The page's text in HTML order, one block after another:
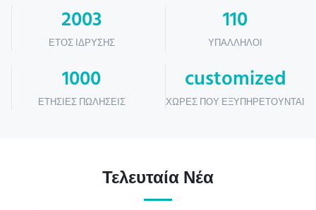
2003
ΈΤΟΣ ΊΔΡΥΣΗΣ
110
ΥΠΆΛΛΗΛΟΙ
1000
ΕΤΉΣΙΕΣ ΠΩΛΉΣΕΙΣ
customized
ΧΏΡΕΣ ΠΟΥ ΕΞΥΠΗΡΕΤΟΎΝΤΑΙ
Τελευταία Νέα